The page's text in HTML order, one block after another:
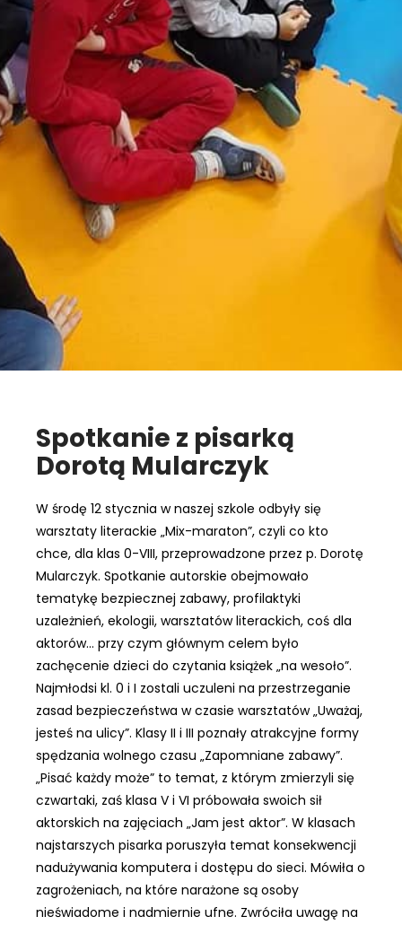
Spotkanie z pisarką
Dorotą Mularczyk
W środę 12 stycznia w naszej szkole odbyły się
warsztaty literackie „Mix-maraton”, czyli co kto
chce, dla klas 0-VIII, przeprowadzone przez p. Dorotę
Mularczyk. Spotkanie autorskie obejmowało
tematykę bezpiecznej zabawy, profilaktyki
uzależnień, ekologii, warsztatów literackich, coś dla
aktorów… przy czym głównym celem było
zachęcenie dzieci do czytania książek „na wesoło”.
Najmłodsi kl. 0 i I zostali uczuleni na przestrzeganie
zasad bezpieczeństwa w czasie warsztatów „Uważaj,
jesteś na ulicy”. Klasy II i III poznały atrakcyjne formy
spędzania wolnego czasu „Zapomniane zabawy”.
„Pisać każdy może” to temat, z którym zmierzyli się
czwartaki, zaś klasa V i VI próbowała swoich sił
aktorskich na zajęciach „Jam jest aktor”. W klasach
najstarszych pisarka poruszyła temat konsekwencji
nadużywania komputera i dostępu do sieci. Mówiła o
zagrożeniach, na które narażone są osoby
nieświadome i nadmiernie ufne. Zwróciła uwagę na